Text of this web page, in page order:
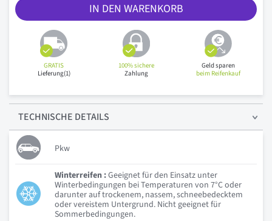
IN DEN WARENKORB
GRATIS
Lieferung(1)
100% sichere
Zahlung
Geld sparen
beim Reifenkauf
TECHNISCHE DETAILS
Pkw
Winterreifen :Geeignet für den Einsatz unter
Winterbedingungen bei Temperaturen von 7°C oder
darunter auf trockenem, nassem, schneebedecktem
oder vereistem Untergrund. Nicht geeignet für
Sommerbedingungen.